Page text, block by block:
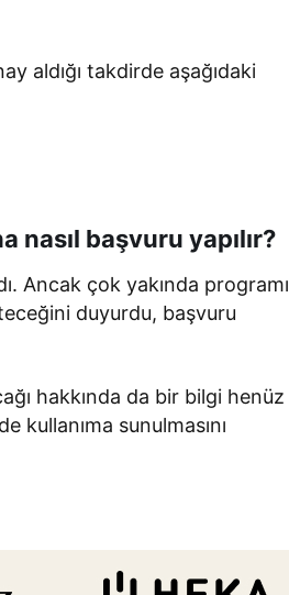
aldığı takdirde aşağıdaki
nasıl başvuru yapılır?
Ancak çok yakında programı
duyurdu, başvuru
hakkında da bir bilgi henüz
kullanıma sunulmasını